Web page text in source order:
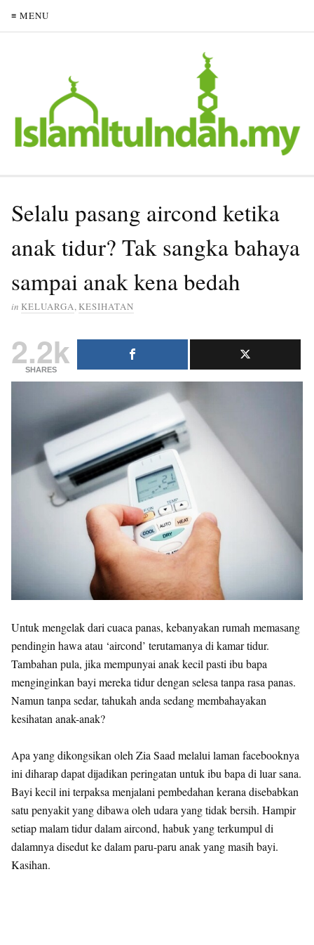
≡ MENU
Selalu pasang aircond ketika
anak tidur? Tak sangka bahaya
sampai anak kena bedah
in KELUARGA, KESIHATAN
2.2k
SHARES
Untuk mengelak dari cuaca panas, kebanyakan rumah memasang
pendingin hawa atau ‘aircond’ terutamanya di kamar tidur.
Tambahan pula, jika mempunyai anak kecil pasti ibu bapa
menginginkan bayi mereka tidur dengan selesa tanpa rasa panas.
Namun tanpa sedar, tahukah anda sedang membahayakan
kesihatan anak-anak?
Apa yang dikongsikan oleh Zia Saad melalui laman facebooknya
ini diharap dapat dijadikan peringatan untuk ibu bapa di luar sana.
Bayi kecil ini terpaksa menjalani pembedahan kerana disebabkan
satu penyakit yang dibawa oleh udara yang tidak bersih. Hampir
setiap malam tidur dalam aircond, habuk yang terkumpul di
dalamnya disedut ke dalam paru-paru anak yang masih bayi.
Kasihan.